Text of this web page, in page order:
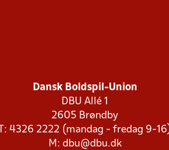
Dansk Boldspil-Union
DBU Allé 1
2605 Brøndby
T: 4326 2222 (mandag - fredag 9-
M: dbu@dbu.dk